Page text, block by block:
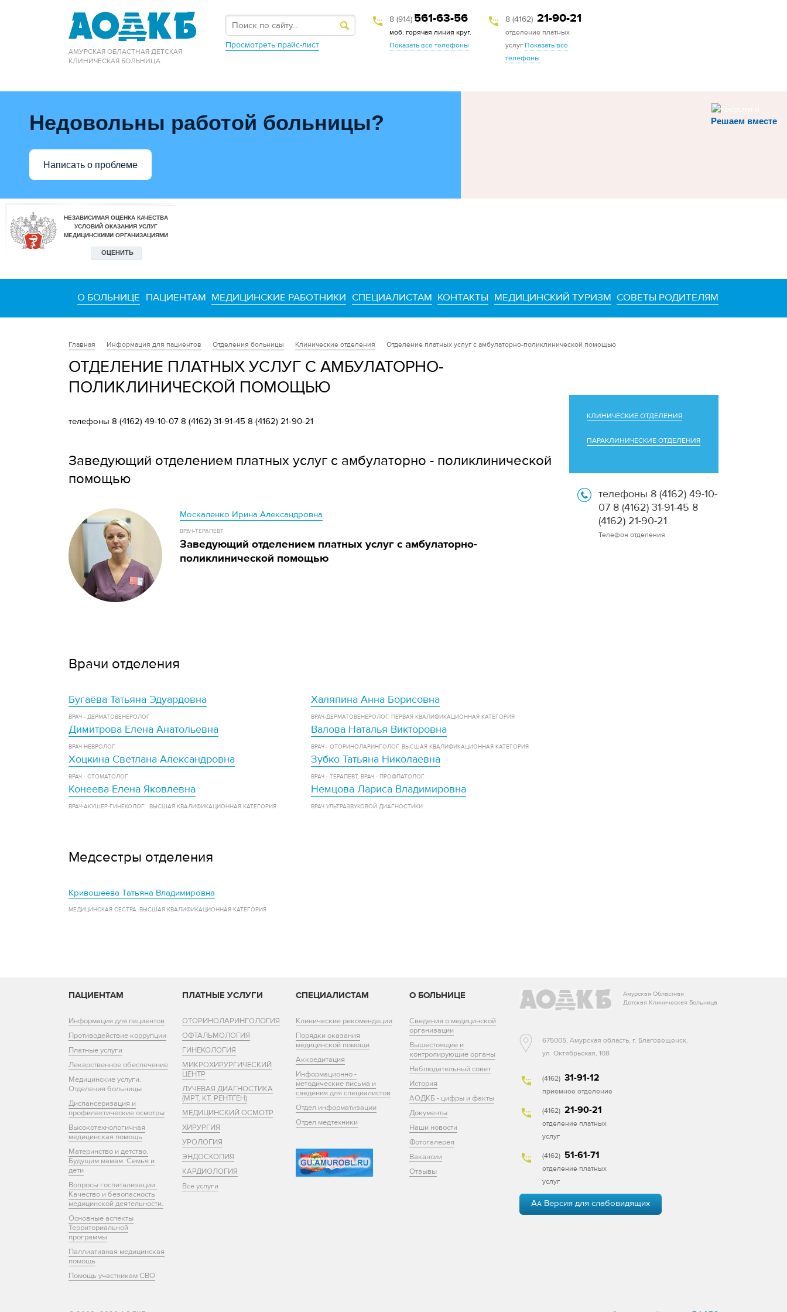
АМУРСКАЯ ОБЛАСТНАЯ ДЕТСКАЯ
КЛИНИЧЕСКАЯ БОЛЬНИЦА
Просмотреть прайс-лист
8 (914) 561-63-56
моб. горячая линия круг.
Показать все телефоны
8 (4162) 21-90-21
отделение платных
услуг Показать все
телефоны
Решаем вместе
Недовольны работой больницы?
Написать о проблеме
О БОЛЬНИЦЕ ПАЦИЕНТАМ МЕДИЦИНСКИЕ РАБОТНИКИ СПЕЦИАЛИСТАМ КОНТАКТЫ МЕДИЦИНСКИЙ ТУРИЗМ СОВЕТЫ РОДИТЕЛЯМ
Главная Информация для пациентов Отделения больницы Клинические отделения Отделение платных услуг с амбулаторно-поликлинической помощью
ОТДЕЛЕНИЕ ПЛАТНЫХ УСЛУГ С АМБУЛАТОРНО-
ПОЛИКЛИНИЧЕСКОЙ ПОМОЩЬЮ
телефоны 8 (4162) 49-10-07 8 (4162) 31-91-45 8 (4162) 21-90-21
Заведующий отделением платных услуг с амбулаторно - поликлинической
помощью
Москаленко Ирина Александровна
ВРАЧ-ТЕРАПЕВТ
Заведующий отделением платных услуг с амбулаторно-
поликлинической помощью
Врачи отделения
Бугаёва Татьяна Эдуардовна
ВРАЧ - ДЕРМАТОВЕНЕРОЛОГ
Халяпина Анна Борисовна
ВРАЧ-ДЕРМАТОВЕНЕРОЛОГ. ПЕРВАЯ КВАЛИФИКАЦИОННАЯ КАТЕГОРИЯ
Димитрова Елена Анатольевна
ВРАЧ НЕВРОЛОГ
Валова Наталья Викторовна
ВРАЧ - ОТОРИНОЛАРИНГОЛОГ. ВЫСШАЯ КВАЛИФИКАЦИОННАЯ КАТЕГОРИЯ
Хоцкина Светлана Александровна
ВРАЧ - СТОМАТОЛОГ
Зубко Татьяна Николаевна
ВРАЧ - ТЕРАПЕВТ, ВРАЧ - ПРОФПАТОЛОГ
Конеева Елена Яковлевна
ВРАЧ-АКУШЕР-ГИНЕКОЛОГ . ВЫСШАЯ КВАЛИФИКАЦИОННАЯ КАТЕГОРИЯ
Немцова Лариса Владимировна
ВРАЧ УЛЬТРАЗВУКОВОЙ ДИАГНОСТИКИ
Медсестры отделения
Кривошеева Татьяна Владимировна
МЕДИЦИНСКАЯ СЕСТРА. ВЫСШАЯ КВАЛИФИКАЦИОННАЯ КАТЕГОРИЯ
КЛИНИЧЕСКИЕ ОТДЕЛЕНИЯ
ПАРАКЛИНИЧЕСКИЕ ОТДЕЛЕНИЯ
телефоны 8 (4162) 49-10-
07 8 (4162) 31-91-45 8
(4162) 21-90-21
Телефон отделения
ПАЦИЕНТАМ
Информация для пациентов
Противодействие коррупции
Платные услуги
Лекарственное обеспечение
Медицинские услуги.
Отделения больницы
Диспансеризация и
профилактические осмотры
Высокотехнологичная
медицинская помощь
Материнство и детство.
Будущим мамам. Семья и
дети
Вопросы госпитализации.
Качество и безопасность
медицинской деятельности.
Основные аспекты
Территориальной
программы
Паллиативная медицинская
помощь
Помощь участникам СВО
ПЛАТНЫЕ УСЛУГИ
ОТОРИНОЛАРИНГОЛОГИЯ
ОФТАЛЬМОЛОГИЯ
ГИНЕКОЛОГИЯ
МИКРОХИРУРГИЧЕСКИЙ
ЦЕНТР
ЛУЧЕВАЯ ДИАГНОСТИКА
(МРТ, КТ, РЕНТГЕН)
МЕДИЦИНСКИЙ ОСМОТР
ХИРУРГИЯ
УРОЛОГИЯ
ЭНДОСКОПИЯ
КАРДИОЛОГИЯ
Все услуги
СПЕЦИАЛИСТАМ
Клинические рекомендации
Порядки оказания
медицинской помощи
Аккредитация
Информационно -
методические письма и
сведения для специалистов
Отдел информатизации
Отдел медтехники
О БОЛЬНИЦЕ
Сведения о медицинской
организации
Вышестоящие и
контролирующие органы
Наблюдательный совет
История
АОДКБ - цифры и факты
Документы
Наши новости
Фотогалерея
Вакансии
Отзывы
Амурская Областная
Детская Клиническая Больница
675005, Амурская область, г. Благовещенск,
ул. Октябрьская, 108
(4162) 31-91-12
приемное отделение
(4162) 21-90-21
отделение платных
услуг
(4162) 51-61-71
отделение платных
услуг
AA Версия для слабовидящих